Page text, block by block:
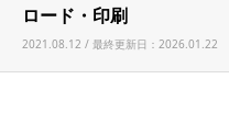
ロード・印刷
2021.08.12 / 最終更新日：2026.01.22